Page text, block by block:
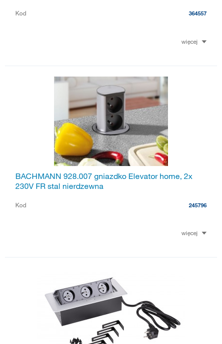
Kod 364557
więcej
BACHMANN 928.007 gniazdko Elevator home, 2x
230V FR stal nierdzewna
Kod 245796
więcej